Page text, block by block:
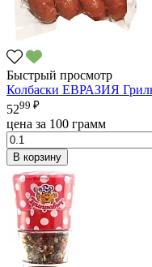
Быстрый просмотр
Колбаски ЕВРАЗИЯ
5299 ₽
цена за 100 грамм
В корзину